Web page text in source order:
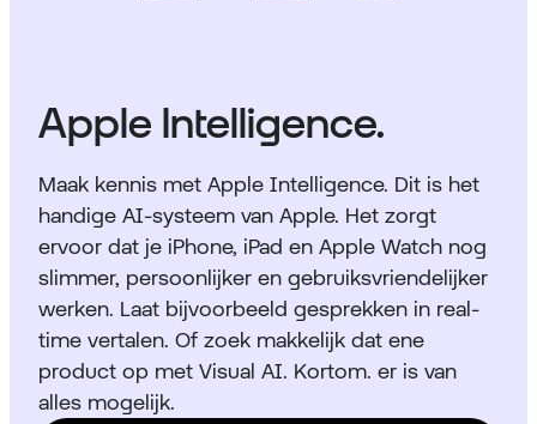
Apple Intelligence.
Maak kennis met Apple Intelligence. Dit is het
handige AI-systeem van Apple. Het zorgt
ervoor dat je iPhone, iPad en Apple Watch nog
slimmer, persoonlijker en gebruiksvriendelijker
werken. Laat bijvoorbeeld gesprekken in real-
time vertalen. Of zoek makkelijk dat ene
product op met Visual AI. Kortom. er is van
alles mogelijk.